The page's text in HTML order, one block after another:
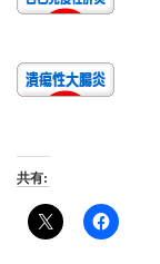
共有: